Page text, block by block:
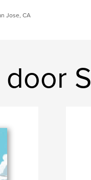
Jose, CA